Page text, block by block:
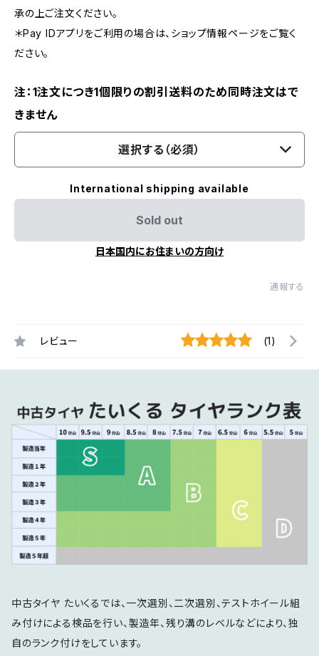
承の上ご注文ください。
＊Pay IDアプリをご利用の場合は、ショップ情報ページをご覧く
ださい。
注：1注文につき1個限りの割引送料のため同時注文はで
きません
選択する（必須）
International shipping available
Sold out
日本国内にお住まいの方向け
通報する
レビュー (1)
中古タイヤ たいくるでは、一次選別、二次選別、テストホイール組
み付けによる検品を行い、製造年、残り溝のレベルなどにより、独
自のランク付けをしています。